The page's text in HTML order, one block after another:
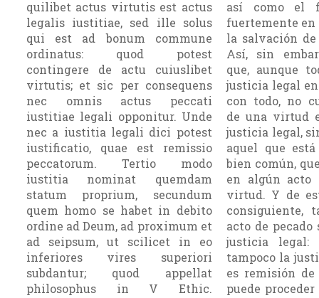
quilibet actus virtutis est actus
legalis iustitiae, sed ille solus
qui est ad bonum commune
ordinatus: quod potest
contingere de actu cuiuslibet
virtutis; et sic per consequens
nec omnis actus peccati
iustitiae legali opponitur. Unde
nec a iustitia legali dici potest
iustificatio, quae est remissio
peccatorum. Tertio modo
iustitia nominat quemdam
statum proprium, secundum
quem homo se habet in debito
ordine ad Deum, ad proximum et
ad seipsum, ut scilicet in eo
inferiores vires superiori
subdantur; quod appellat
philosophus in V Ethic.
así como el
fuertemente en
la salvación
Así, sin
que, aunque
justicia legal
con todo, no
de una virtud
justicia legal,
aquel que
bien común,
en algún acto
virtud. Y de
consiguiente,
acto de pecado
justicia
tampoco la
es remisión de
puede